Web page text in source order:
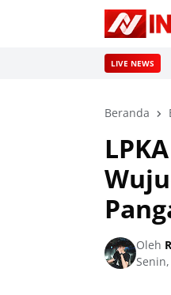
LIVE NEWS
Beranda
Oleh